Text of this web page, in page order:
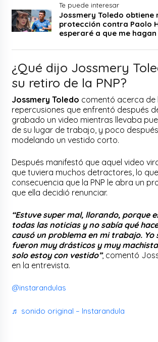
Te puede interesar
Jossmery Toledo obtiene
protección contra Paolo
esperaré a que me hagan
¿Qué dijo Jossmery
su retiro de la PNP?
Jossmery Toledo comentó acerca de
repercusiones que enfrentó después
grabado un video mientras llevaba
de su lugar de trabajo, y poco
modelando un vestido corto.
Después manifestó que aquel video
que tuviera muchos detractores, lo
consecuencia que la PNP le abra un
que ella decidió renunciar.
“Estuve super mal, llorando, porque
todas las noticias y no sabía qué
causó un problema en mi trabajo. Yo
fueron muy drásticos y muy
solo estoy con vestido”, comentó
en la entrevista.
@instarandulas
♬ sonido original – Instarandula